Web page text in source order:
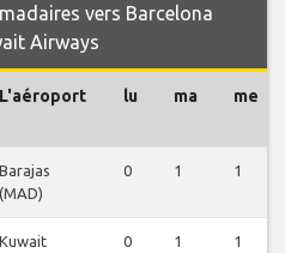
vers Barcelona
Airways
L'aéroport lu ma me
Barajas
(MAD)
0 1 1
Kuwait
0 1 1